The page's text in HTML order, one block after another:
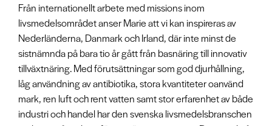
Från internationellt arbete med missions inom
livsmedelsområdet anser Marie att vi kan inspireras av
Nederländerna, Danmark och Irland, där inte minst de
sistnämnda på bara tio år gått från basnäring till innovativ
tillväxtnäring. Med förutsättningar som god djurhållning,
låg användning av antibiotika, stora kvantiteter oanvänd
mark, ren luft och rent vatten samt stor erfarenhet av både
industri och handel har den svenska livsmedelsbranschen